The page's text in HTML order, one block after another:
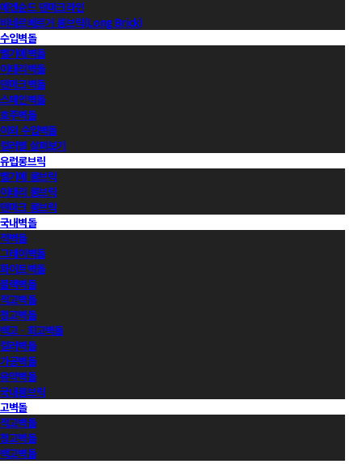
에겐순드 덴마크라인
비네르베르거 롱브릭(Long Brick)
수입벽돌
벨기에벽돌
이태리벽돌
덴마크벽돌
스페인벽돌
호주벽돌
이외 수입벽돌
컬러별 살펴보기
유럽롱브릭
벨기에 롱브릭
이태리 롱브릭
덴마크 롱브릭
국내벽돌
적벽돌
그레이벽돌
화이트벽돌
블랙벽돌
적고벽돌
청고벽돌
백고ㆍ회고벽돌
컬러벽돌
가공벽돌
유약벽돌
국내롱브릭
고벽돌
적고벽돌
청고벽돌
백고벽돌